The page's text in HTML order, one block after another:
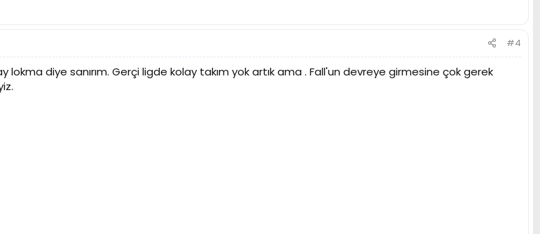
#4
lokma diye sanırım. Gerçi ligde kolay takım yok artık ama . Fall'un devreye girmesine çok gerek